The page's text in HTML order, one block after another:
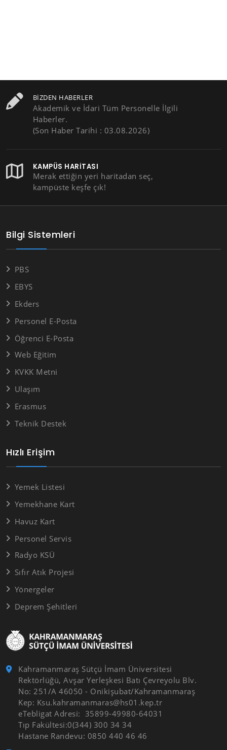
BIZDEN HABERLER
Akademik ve İdari Tüm Personelle İlgili
Haberler.
(Son Haber Tarihi : 03.08.2026)
KAMPÜS HARITASI
Merak ettiğin yeri haritadan seç,
kampüste keşfe çık!
Kahramanmaraş Sütçü İmam Üniversitesi
Rektörlüğü, Avşar Yerleşkesi Batı Çevreyolu Blv.
No: 251/A 46050 - Onikişubat/Kahramanmaraş
Kep: Ksu.kahramanmaras@hs01.kep.tr
eTebligat Adresi: 35899-49980-64031
Tıp Fakültesi:0(344) 300 34 34
Hastane Randevu: 0850 440 46 46
Hızlı Erişim
Yemek Listesi
Yemekhane Kart
Havuz Kart
Personel Servis
Radyo KSÜ
Sıfır Atık Projesi
Yönergeler
Deprem Şehitleri
Bilgi Sistemleri
PBS
EBYS
Ekders
Personel E-Posta
Öğrenci E-Posta
Web Eğitim
KVKK Metni
Ulaşım
Erasmus
Teknik Destek